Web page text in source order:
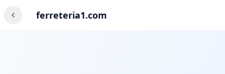
ferreteria1.com